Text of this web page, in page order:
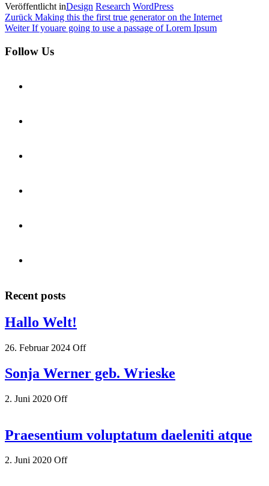
Veröffentlicht inDesign Research WordPress
Beitragsnavigation
Vorheriger
Beitrag
Zurück Making this the first true generator on the Internet
Nächster
Weiter If youare going to use a passage of Lorem Ipsum
Follow Us
Recent posts
Hallo Welt!
26. Februar 2024 Off
Sonja Werner geb. Wrieske
2. Juni 2020 Off
Praesentium voluptatum daeleniti atque
2. Juni 2020 Off